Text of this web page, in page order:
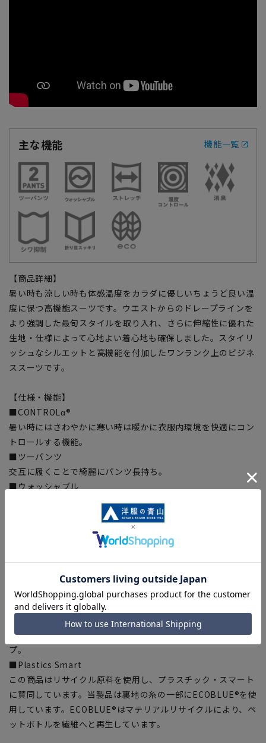
主な機能 機能一覧
【商品詳細】
暑い時も涼しい時も体感温度をカラダに優しいちょうど良い温
度に保つ高機能スーツです。ウエストからのドレープラインを
より強調した最旬スタイルを取り入れ、さらに伸縮性に優れた
生地・仕様によって心地よい着心地も確保しました。スタイリ
ッシュなシルエットと高機能を付加したワンランク上のビジネ
ススーツです。
【仕様・機能】
■CONTROLα®
暑い時にはさわやかに寒い時は暖かに衣服内環境を快適にコン
トロールする機能。
■ツーパンツ
交互に履くことで綺麗にパンツ長持ち。
■ウォッシャブル
ご家庭で洗濯可能、洗濯機・シャワークリーンなど洗い方も選
べます。ジャケットのみパンツだけでの洗濯等、ちょっとした
汚れは部分洗いもOK。
身体の動きを妨げない快適な伸縮性で快適な着心地をサポー
■シワ抑制
生地特性でシワになりにくい。
■折り目スッキリ
生地特性でプリーツラインが取れにくい、綺麗なラインをキー
プ。
■Plastics Smart
この商品はリサイクル原料を使用し、プラスチック・スマート
に賛同しています。当製品は裏地の糸の一部にECOBLUE®を使
用しています。ECOBLUE®はマテリアルリサイクルにより、ペ
ットボトルを繊維へと再生しています。